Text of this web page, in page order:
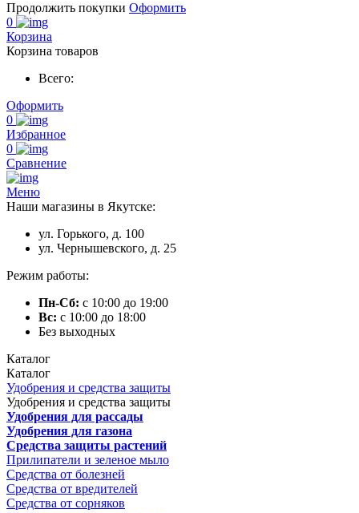
Продолжить покупки Оформить
0
Корзина
Корзина товаров
Всего:
Оформить
0
Избранное
0
Сравнение
Меню
Наши магазины в Якутске:
ул. Горького, д. 100
ул. Чернышевского, д. 25
Режим работы:
Пн-Сб: с 10:00 до 19:00
Вс: с 10:00 до 18:00
Без выходных
Каталог
Каталог
Удобрения и средства защиты
Удобрения и средства защиты
Удобрения для рассады
Удобрения для газона
Средства защиты растений
Прилипатели и зеленое мыло
Средства от болезней
Средства от вредителей
Средства от сорняков